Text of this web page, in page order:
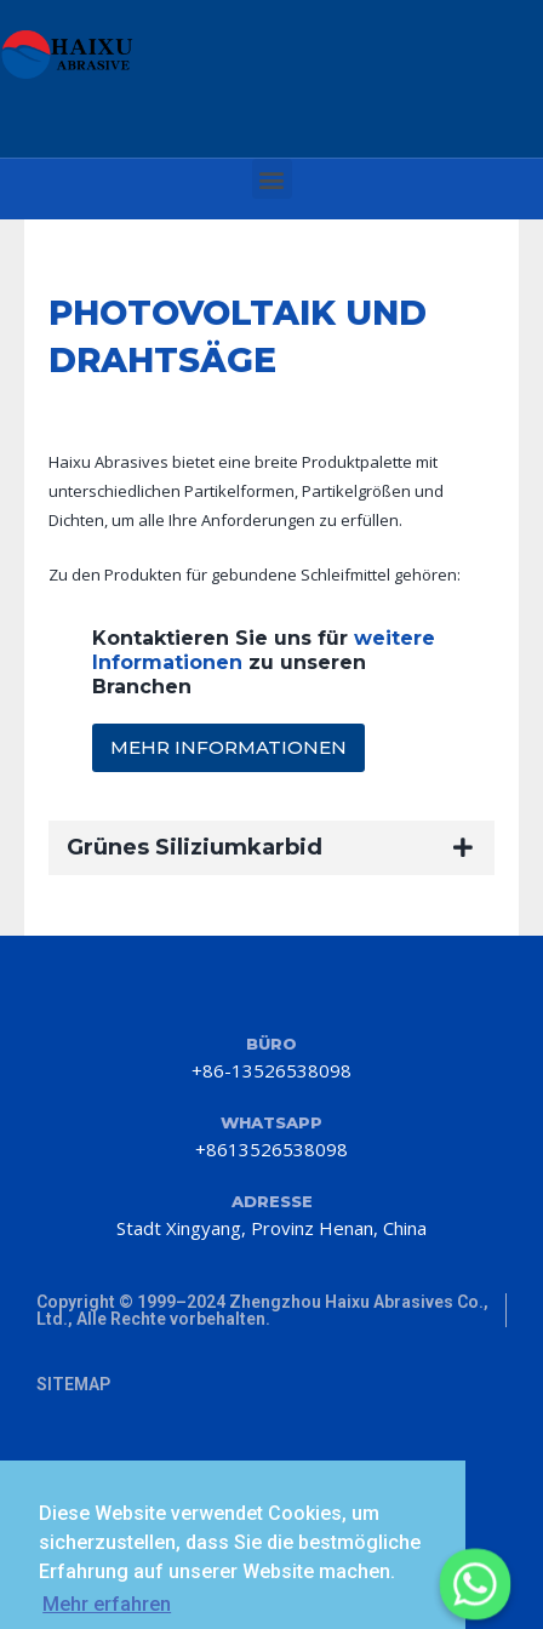
Diese Website verwendet Cookies, um
sicherzustellen, dass Sie die bestmögliche
Erfahrung auf unserer Website machen.
Mehr erfahren
PHOTOVOLTAIK UND
DRAHTSÄGE
Haixu Abrasives bietet eine breite Produktpalette mit
unterschiedlichen Partikelformen, Partikelgrößen und
Dichten, um alle Ihre Anforderungen zu erfüllen.
Zu den Produkten für gebundene Schleifmittel gehören:
Kontaktieren Sie uns für weitere
Informationen zu unseren
Branchen
MEHR INFORMATIONEN
Grünes Siliziumkarbid
BÜRO
+86-13526538098
WHATSAPP
+8613526538098
ADRESSE
Stadt Xingyang, Provinz Henan, China
Copyright © 1999–2024 Zhengzhou Haixu Abrasives Co.,
Ltd., Alle Rechte vorbehalten.
SITEMAP